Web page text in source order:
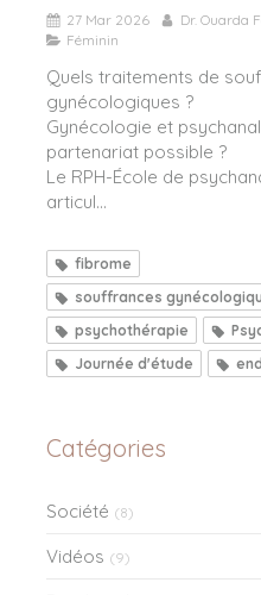
27 Mar 2026
Dr. Ouarda
Féminin
Quels traitements de
gynécologiques ?
Gynécologie et
partenariat possible ?
Le RPH-École de
articul...
fibrome
souffrances
psychothérapie
Journée d'étude
Catégories
Société (8)
Vidéos (9)